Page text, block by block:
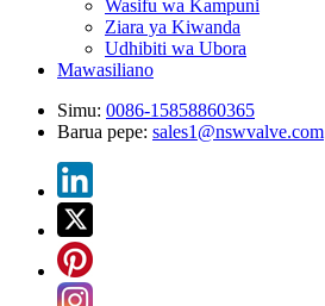
Wasifu wa Kampuni
Ziara ya Kiwanda
Udhibiti wa Ubora
Mawasiliano
Simu: 0086-15858860365
Barua pepe: sales1@nswvalve.com